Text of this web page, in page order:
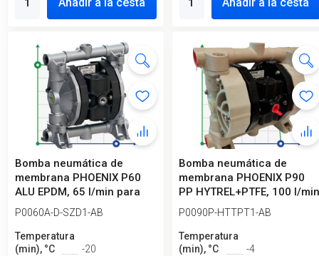
Añadir a la cesta Añadir a la cesta
Bomba neumática de
membrana PHOENIX P60
ALU EPDM, 65 l/min para
adhesivos PVAc
P0060A-D-SZD1-AB
Temperatura
(min), °C
-20
Bomba neumática de
membrana PHOENIX P90
PP HYTREL+PTFE, 100 l/
para ácido ...
P0090P-HTTPT1-AB
Temperatura
(min), °C
-4